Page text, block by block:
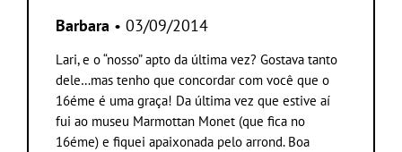
Barbara • 03/09/2014
Lari, e o “nosso” apto da última vez? Gostava tanto
dele…mas tenho que concordar com você que o
16éme é uma graça! Da última vez que estive aí
fui ao museu Marmottan Monet (que fica no
16éme) e fiquei apaixonada pelo arrond. Boa